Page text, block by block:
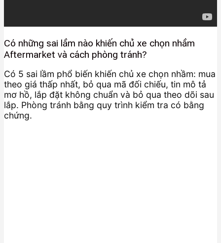
Có những sai lầm nào khiến chủ xe chọn nhầm
Aftermarket và cách phòng tránh?
Có 5 sai lầm phổ biến khiến chủ xe chọn nhầm: mua
theo giá thấp nhất, bỏ qua mã đối chiếu, tin mô tả
mơ hồ, lắp đặt không chuẩn và bỏ qua theo dõi sau
lắp. Phòng tránh bằng quy trình kiểm tra có bằng
chứng.